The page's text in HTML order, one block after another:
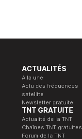
ACTUALITÉS
A la une
Actu des fréquences
satellite
Newsletter gratuite
TNT GRATUITE
Actualité de la TNT
Chaînes TNT gratuites
Forum de la TNT